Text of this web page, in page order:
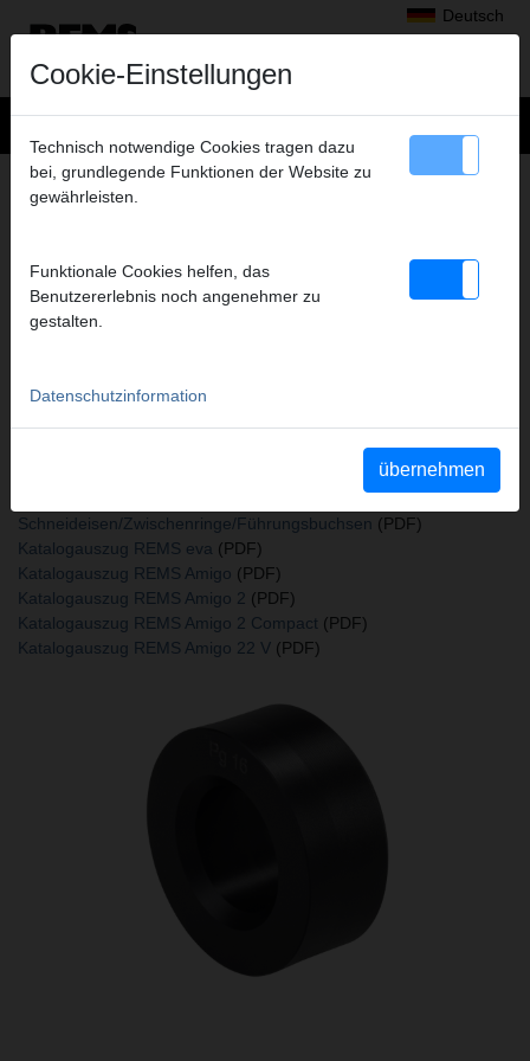
Deutsch
Produkte>Gewindeschneiden, Rollnuten >
Steckköpfe für Schneideisen/Zwischenringe/Führungsbuchsen
FÜHRUNGSBUCHSE Ø 22,8 MM
PG 16 ZU STECKKOPF 731200
Art.-Nr. 731324
Schneideisen/Zwischenringe/Führungsbuchsen (PDF)
Katalogauszug REMS eva (PDF)
Katalogauszug REMS Amigo (PDF)
Katalogauszug REMS Amigo 2 (PDF)
Katalogauszug REMS Amigo 2 Compact (PDF)
Katalogauszug REMS Amigo 22 V (PDF)
Cookie-Einstellungen
Technisch notwendige Cookies tragen dazu
bei, grundlegende Funktionen der Website zu
gewährleisten.
Funktionale Cookies helfen, das
Benutzererlebnis noch angenehmer zu
gestalten.
Datenschutzinformation
übernehmen